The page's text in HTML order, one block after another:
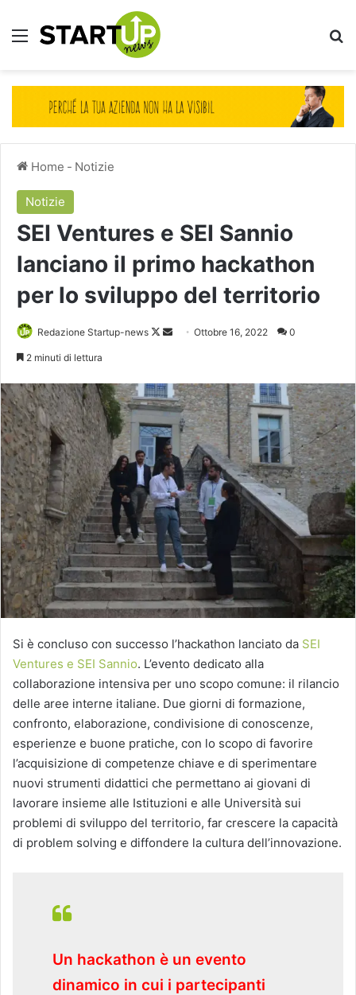
Menu
Home - Notizie
Notizie
SEI Ventures e SEI Sannio
lanciano il primo hackathon
per lo sviluppo del territorio
Redazione Startup-news
Follow
Invia Ottobre 16, 2022 0
2 minuti di lettura
Si è concluso con successo l’hackathon lanciato da SEI
Ventures e SEI Sannio. L’evento dedicato alla
collaborazione intensiva per uno scopo comune: il rilancio
delle aree interne italiane. Due giorni di formazione,
confronto, elaborazione, condivisione di conoscenze,
esperienze e buone pratiche, con lo scopo di favorire
l’acquisizione di competenze chiave e di sperimentare
nuovi strumenti didattici che permettano ai giovani di
lavorare insieme alle Istituzioni e alle Università sui
problemi di sviluppo del territorio, far crescere la capacità
di problem solving e diffondere la cultura dell’innovazione.
Un hackathon è un evento
dinamico in cui i partecipanti